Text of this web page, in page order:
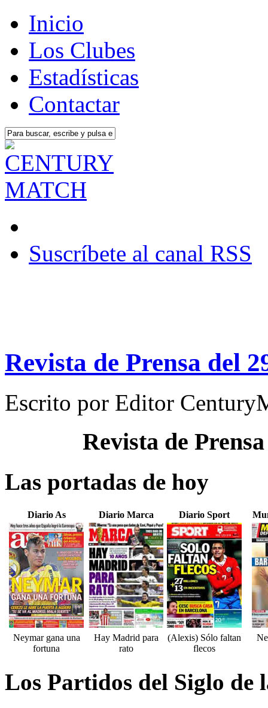
Inicio
Los Clubes
Estadísticas
Contactar
Suscríbete al canal RSS
Revista de Prensa del
Escrito por Editor
Revista de
Las portadas de hoy
Diario As Diario Marca Diario Sport
Neymar gana una
fortuna
Hay Madrid para
rato
(Alexis) Sólo faltan
flecos
Los Partidos del Siglo de